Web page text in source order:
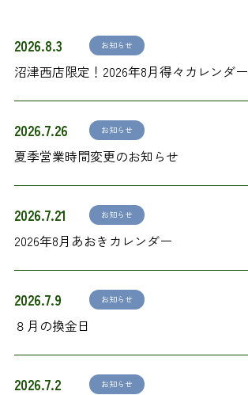
2026.8.3 お知らせ
沼津西店限定！2026年8月得々カレンダー
2026.7.26 お知らせ
夏季営業時間変更のお知らせ
2026.7.21 お知らせ
2026年8月あおきカレンダー
2026.7.9 お知らせ
８月の換金日
2026.7.2 お知らせ